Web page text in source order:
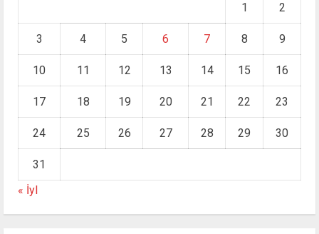
1 2
3 4 5 6 7 8 9
10 11 12 13 14 15 16
17 18 19 20 21 22 23
24 25 26 27 28 29 30
31
« İyl